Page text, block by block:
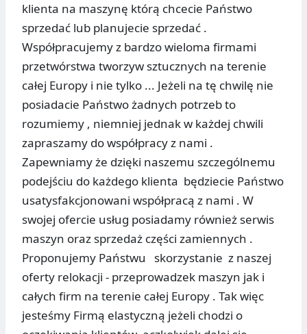
klienta na maszynę którą chcecie Państwo
sprzedać lub planujecie sprzedać .
Współpracujemy z bardzo wieloma firmami
przetwórstwa tworzyw sztucznych na terenie
całej Europy i nie tylko ... Jeżeli na tę chwilę nie
posiadacie Państwo żadnych potrzeb to
rozumiemy , niemniej jednak w każdej chwili
zapraszamy do współpracy z nami .
Zapewniamy że dzięki naszemu szczególnemu
podejściu do każdego klienta będziecie Państwo
usatysfakcjonowani współpracą z nami . W
swojej ofercie usług posiadamy również serwis
maszyn oraz sprzedaż części zamiennych .
Proponujemy Państwu skorzystanie z naszej
oferty relokacji - przeprowadzek maszyn jak i
całych firm na terenie całej Europy . Tak więc
jesteśmy Firmą elastyczną jeżeli chodzi o